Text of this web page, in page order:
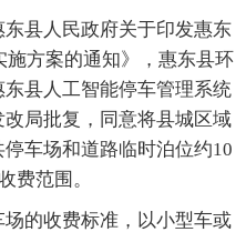
县人民政府关于印发惠东
方案的通知》，惠东县环
县人工智能停车管理系统
局批复，同意将县城区域
停车场和道路临时泊位约10
费范围。
的收费标准，以小型车或